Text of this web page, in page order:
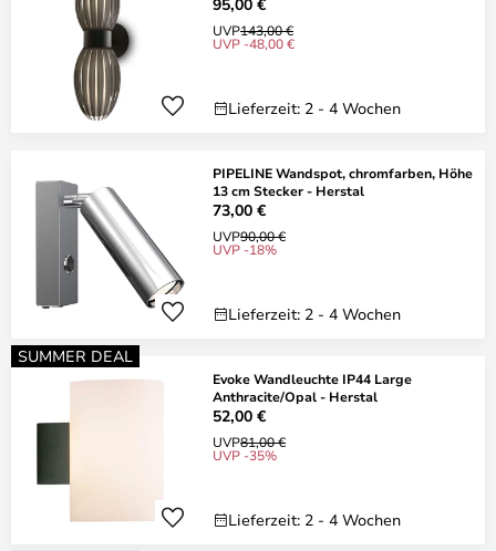
UVP143,00 €
UVP -48,00 €
Lieferzeit: 2 - 4 Wochen
PIPELINE Wandspot, chromfarben, Höhe
13 cm Stecker - Herstal
73,00 €
UVP90,00 €
UVP -18%
Lieferzeit: 2 - 4 Wochen
SUMMER DEAL
Evoke Wandleuchte IP44 Large
Anthracite/Opal - Herstal
52,00 €
UVP81,00 €
UVP -35%
Lieferzeit: 2 - 4 Wochen